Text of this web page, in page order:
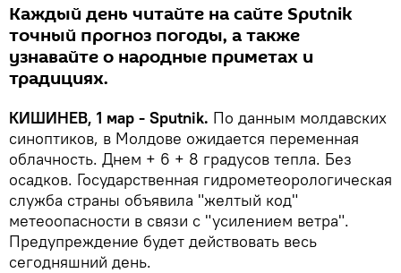
Каждый день читайте на сайте Sputnik
точный прогноз погоды, а также
узнавайте о народные приметах и
традициях.
КИШИНЕВ, 1 мар - Sputnik. По данным молдавских
синоптиков, в Молдове ожидается переменная
облачность. Днем + 6 + 8 градусов тепла. Без
осадков. Государственная гидрометеорологическая
служба страны объявила "желтый код"
метеоопасности в связи с "усилением ветра".
Предупреждение будет действовать весь
сегодняшний день.